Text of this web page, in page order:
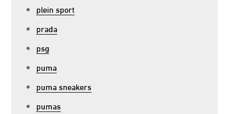
plein sport
prada
psg
puma
puma sneakers
pumas